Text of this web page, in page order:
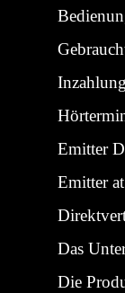
Emitter
Emitter
Das
Die